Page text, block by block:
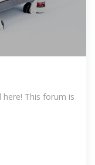
This forum is